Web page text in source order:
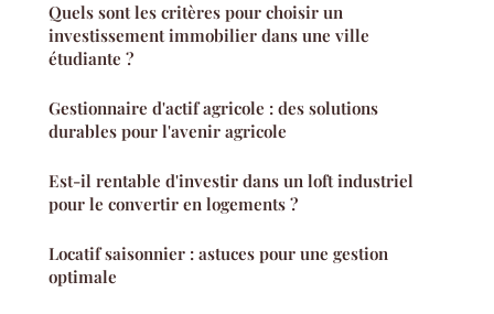
Quels sont les critères pour choisir un
investissement immobilier dans une ville
étudiante ?
Gestionnaire d'actif agricole : des solutions
durables pour l'avenir agricole
Est-il rentable d'investir dans un loft industriel
pour le convertir en logements ?
Locatif saisonnier : astuces pour une gestion
optimale